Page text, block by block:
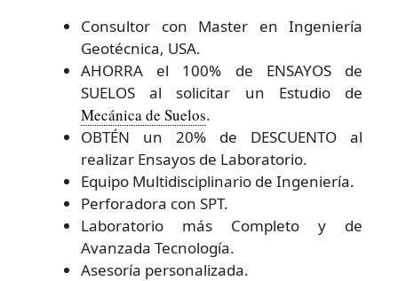
Consultor con Master en Ingeniería
Geotécnica, USA.
AHORRA el 100% de ENSAYOS de
SUELOS al solicitar un Estudio de
Mecánica de Suelos.
OBTÉN un 20% de DESCUENTO al
realizar Ensayos de Laboratorio.
Equipo Multidisciplinario de Ingeniería.
Perforadora con SPT.
Laboratorio más Completo y de
Avanzada Tecnología.
Asesoría personalizada.